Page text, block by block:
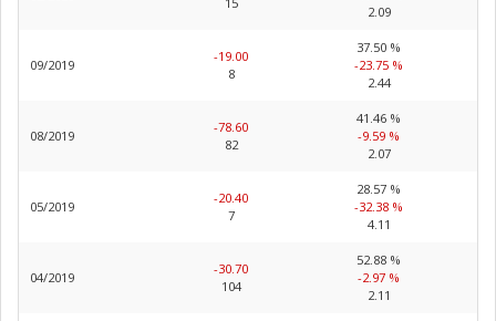
2.09
09/2019
-19.00
8
37.50 %
-23.75 %
2.44
08/2019
-78.60
82
41.46 %
-9.59 %
2.07
05/2019
-20.40
7
28.57 %
-32.38 %
4.11
04/2019
-30.70
104
52.88 %
-2.97 %
2.11